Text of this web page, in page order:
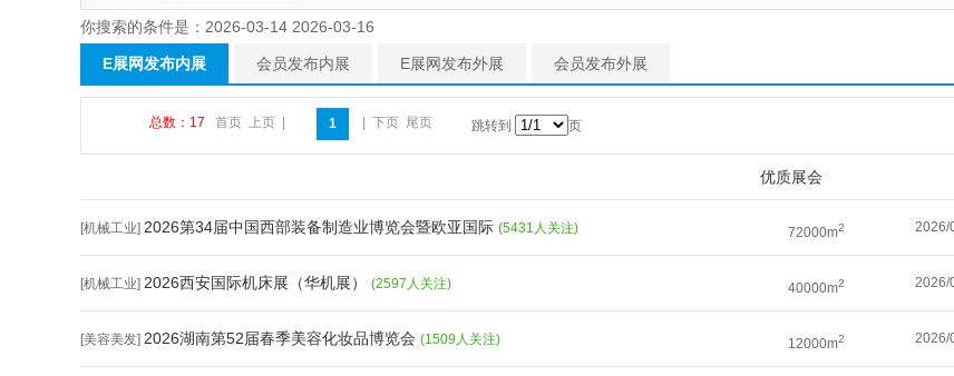
你搜索的条件是：2026-03-14 2026-03-16
E展网发布内展 会员发布内展 E展网发布外展 会员发布外展
总数：17 首页 上页 1 下页 尾页 跳转到 页
优质展会
[机械工业] 2026第34届中国西部装备制造业博览会暨欧亚国际 (5431人关注) 72000m2 2026/
[机械工业] 2026西安国际机床展（华机展） (2597人关注) 40000m2 2026/
[美容美发] 2026湖南第52届春季美容化妆品博览会 (1509人关注) 12000m2 2026/